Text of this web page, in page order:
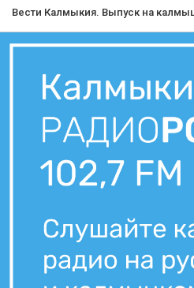
Вести Калмыкия. Выпуск на